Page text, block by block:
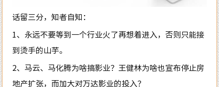
话留三分，知者自知：
1、永远不要等到一个行业火了再想着进入，否则只能接
到烫手的山芋。
2、马云、马化腾为啥搞影业？王健林为啥也宣布停止房
地产扩张，而加大对万达影业的投入？